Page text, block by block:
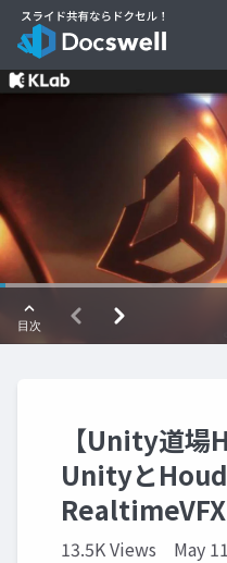
【Unity道場
Unityと
13.5K Views May